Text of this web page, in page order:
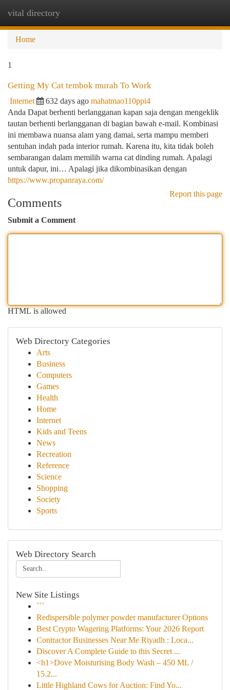
vital directory
Home
1
Getting My Cat tembok murah To Work
Internet 632 days ago mahatmao110ppi4
Anda Dapat berhenti berlangganan kapan saja dengan mengeklik
tautan berhenti berlangganan di bagian bawah e-mail. Kombinasi
ini membawa nuansa alam yang damai, serta mampu memberi
sentuhan indah pada interior rumah. Karena itu, kita tidak boleh
sembarangan dalam memilih warna cat dinding rumah. Apalagi
untuk dapur, ini… Apalagi jika dikombinasikan dengan
https://www.propanraya.com/
Report this page
Comments
Submit a Comment
HTML is allowed
Web Directory Categories
Arts
Business
Computers
Games
Health
Home
Internet
Kids and Teens
News
Recreation
Reference
Science
Shopping
Society
Sports
Web Directory Search
New Site Listings
```
Redispersible polymer powder manufacturer Options
Best Crypto Wagering Platforms: Your 2026 Report
Contractor Businesses Near Me Riyadh : Loca...
Discover A Complete Guide to this Secret ...
<h1>Dove Moisturising Body Wash – 450 ML /
15.2...
Little Highland Cows for Auction: Find Yo...